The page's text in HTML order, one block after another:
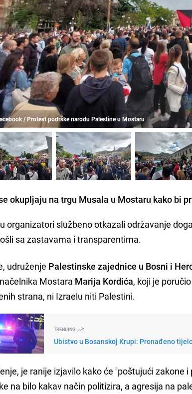
/ Protest podrške narodu Palestine u Mostaru
okupljaju na trgu Musala u Mostaru kako bi
organizatori službeno otkazali održavanje
sa zastavama i transparentima.
udruženje Palestinske zajednice u Bosni i
Mostara Marija Kordića, koji je
strana, ni Izraelu niti Palestini.
TRENDING
Ubistvo u Bosanskoj Krupi: Pronađeno
je ranije izjavilo kako će ''poštujući zakone
na bilo kakav način politizira, a agresija na